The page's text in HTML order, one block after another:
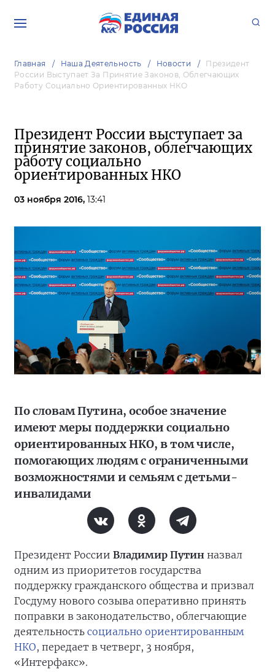
Главная Наша Деятельность Новости
Президент
России Выступает За Принятие Законов, Облегчающих
Работу Социально Ориентированных НКО
Президент России выступает за
принятие законов, облегчающих
работу социально
ориентированных НКО
03 ноября 2016, 13:41
По словам Путина, особое значение
имеют меры поддержки социально
ориентированных НКО, в том числе,
помогающих людям с ограниченными
возможностями и семьям с детьми-
инвалидами
Президент России Владимир Путин назвал
одним из приоритетов государства
поддержку гражданского общества и призвал
Госдуму нового созыва оперативно принять
поправки в законодательство, облегчающие
деятельность социально ориентированным
НКО, передает в четверг, 3 ноября,
«Интерфакс».